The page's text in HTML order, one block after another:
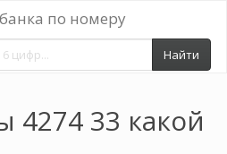
по номеру
Найти
4274 33 какой